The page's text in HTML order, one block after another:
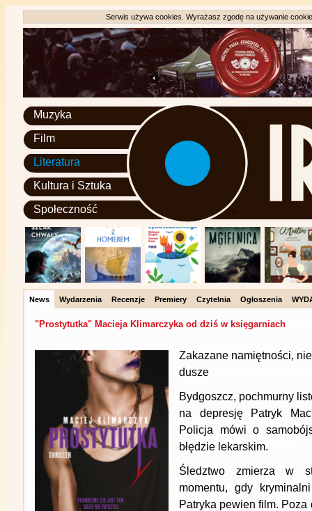
Serwis używa cookies. Wyrażasz zgodę na używanie
Muzyka
Film
Literatura
Kultura i Sztuka
Społeczność
News Wydarzenia Recenzje Premiery Czytelnia Ogłoszenia
"Prostytutka" Macieja Klimarczyka od dziś w księgarniach
Zakazane namiętności,
dusze
Bydgoszcz, pochmurny
na depresję Patryk
Policja mówi o
błędzie lekarskim.
Śledztwo zmierza w
momentu, gdy
Patryka pewien film.